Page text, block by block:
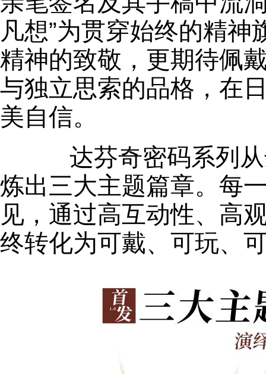
凡想”为贯穿始终的精
精神的致敬，更期待佩
与独立思索的品格，在
美自信。
达芬奇密码系列从
炼出三大主题篇章。每
见，通过高互动性、高
终转化为可戴、可玩、